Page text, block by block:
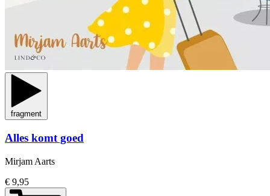
fragment
Alles komt goed
Mirjam Aarts
€ 9,95